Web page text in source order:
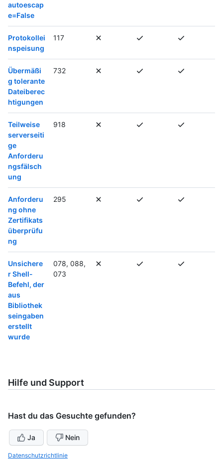
autoescap
e=False
Protokollei
nspeisung
117
Übermäßi
g tolerante
Dateiberec
htigungen
732
Teilweise
serverseiti
ge
Anforderu
ngsfälsch
ung
918
Anforderu
ng ohne
Zertifikats
überprüfu
ng
295
Unsichere
r Shell-
Befehl, der
aus
Bibliothek
seingaben
erstellt
wurde
078, 088,
073
Hilfe und Support
Hast du das Gesuchte gefunden?
Ja Nein
Datenschutzrichtlinie